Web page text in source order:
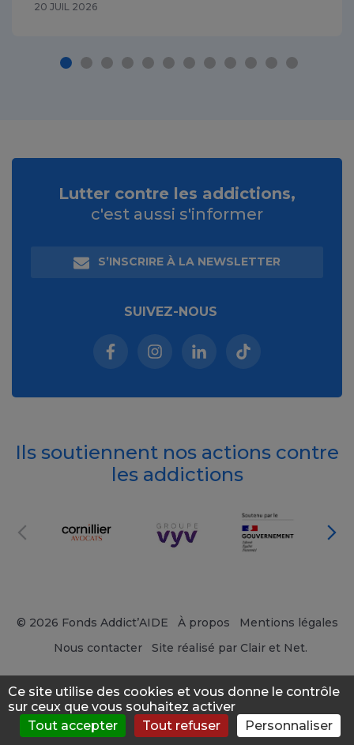
Menu S'évaluer Consulter Forum News
20 JUIL 2026
Lutter contre les addictions,
c'est aussi s'informer
S’INSCRIRE À LA NEWSLETTER
SUIVEZ-NOUS
Facebook (nouvelle fenêtre)
Instagram (nouvelle fenêtre)
Linkedin (nouvelle
Tiktok (nouvelle
Ils soutiennent nos actions contre
les addictions
© 2026 Fonds Addict’AIDE À propos
Mentions légales
Nous contacter
Site réalisé par Clair et Net.
Ce site utilise des cookies et vous donne le contrôle
sur ceux que vous souhaitez activer
Tout accepter
Tout refuser Personnaliser